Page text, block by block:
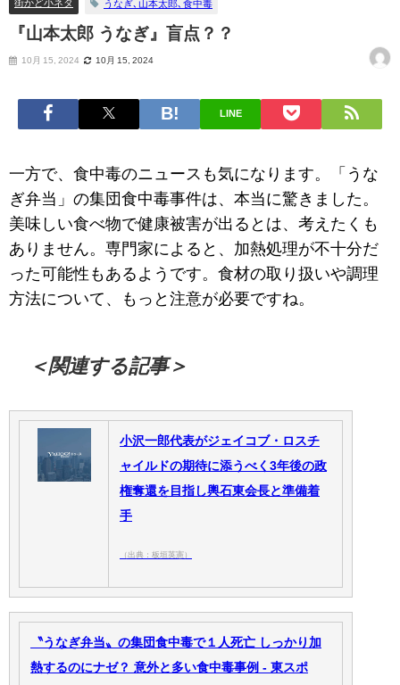
街かど小ネタ うなぎ､山本太郎､食中毒
『山本太郎 うなぎ』盲点？？
10月 15, 2024 10月 15, 2024
LINE
一方で、食中毒のニュースも気になります。「うな
ぎ弁当」の集団食中毒事件は、本当に驚きました。
美味しい食べ物で健康被害が出るとは、考えたくも
ありません。専門家によると、加熱処理が不十分だ
った可能性もあるようです。食材の取り扱いや調理
方法について、もっと注意が必要ですね。
＜関連する記事＞
小沢一郎代表がジェイコブ・ロスチ
ャイルドの期待に添うべく3年後の政
権奪還を目指し輿石東会長と準備着
手
（出典：板垣英憲）
〝うなぎ弁当〟の集団食中毒で１人死亡 しっかり加
熱するのにナゼ？ 意外と多い食中毒事例 - 東スポ